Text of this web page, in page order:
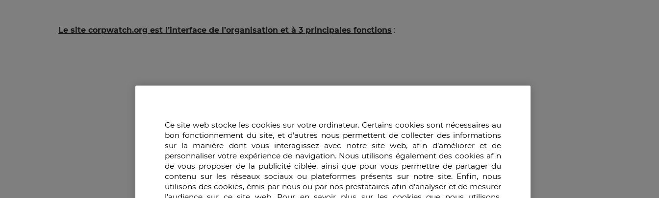
Le site corpwatch.org est l’interface de l’organisation et à 3 principales fonctions :
- L’information par la
diffusion des analyses et
enquêtes de CorpWatch
- L’actualisation de
Ce site web stocke les cookies sur votre ordinateur. Certains cookies sont nécessaires au
bon fonctionnement du site, et d’autres nous permettent de collecter des informations
sur la manière dont vous interagissez avec notre site web, afin d’améliorer et de
personnaliser votre expérience de navigation. Nous utilisons également des cookies afin
de vous proposer de la publicité ciblée, ainsi que pour vous permettre de partager du
contenu sur les réseaux sociaux ou plateformes présents sur notre site. Enfin, nous
utilisons des cookies, émis par nous ou par nos prestataires afin d’analyser et de mesurer